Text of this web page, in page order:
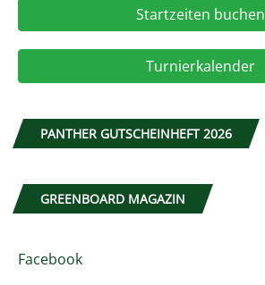
Startzeiten buchen
Turnierkalender
PANTHER GUTSCHEINHEFT 2026
GREENBOARD MAGAZIN
Facebook